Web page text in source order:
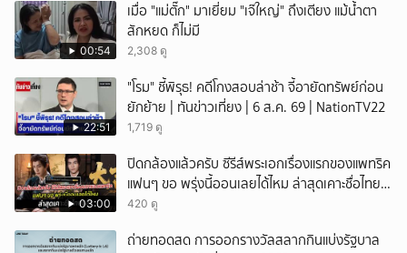
00:54
เมื่อ "แม่ตั๊ก" มาเยี่ยม "เจ๊ใหญ่" ถึงเตียง แม้น้ำตา
สักหยด ก็ไม่มี
2,308 ดู
22:51
"โรม" ชี้พิรุธ! คดีโกงสอบล่าช้า จี้อายัดทรัพย์ก่อน
ยักย้าย | ทันข่าวเที่ยง | 6 ส.ค. 69 | NationTV22
1,719 ดู
03:00
ปิดกล้องแล้วครับ ซีรีส์พระเอกเรื่องแรกของแพทริค
แฟนๆ ขอ พรุ่งนี้ออนเลยได้ไหม ล่าสุดเคาะชื่อไทย
แล้ว
420 ดู
ถ่ายทอดสด การออกรางวัลสลากกินแบ่งรัฐบาล